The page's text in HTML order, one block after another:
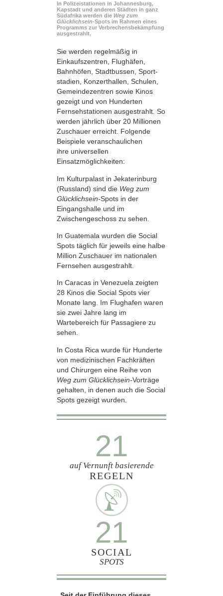
In Polizeistationen in Johannesburg,
Kapstadt und anderen Städten in ganz
Südafrika werden die Weg zum
Glücklichsein-Spots im Rahmen eines
Programms zur Verbrechensbekämpfung
ausgestrahlt.
Sie werden regelmäßig in
Einkaufszentren, Flughäfen,
Bahnhöfen, Stadtbussen, Sport­
stadien, Konzerthallen, Schulen,
Gemeindezentren sowie Kinos
gezeigt und von Hunderten
Fernsehstationen ausgestrahlt. So
werden jährlich über 20 Millionen
Zuschauer erreicht. Folgende
Beispiele veranschaulichen
ihre universellen
Einsatzmöglichkeiten:
Im Kulturpalast in Jekaterinburg
(Russland) sind die Weg zum
Glücklichsein-Spots in der
Eingangshalle und im
Zwischengeschoss zu sehen.
In Guatemala wurden die Social
Spots täglich für jeweils eine halbe
Million Zuschauer im nationalen
Fernsehen ausgestrahlt.
In Caracas in Venezuela zeigten
28 Kinos die Social Spots vier
Monate lang. Im Flughafen waren
sie zwei Jahre lang im
Wartebereich für Passagiere zu
sehen.
In Costa Rica wurde für Hunderte
von medizinischen Fachkräften
und Chirurgen eine Reihe von
Weg zum Glücklichsein-Vorträge
gehalten, in denen auch die Social
Spots gezeigt wurden.
21
auf Vernunft basierende
REGELN
21
SOCIAL
SPOTS